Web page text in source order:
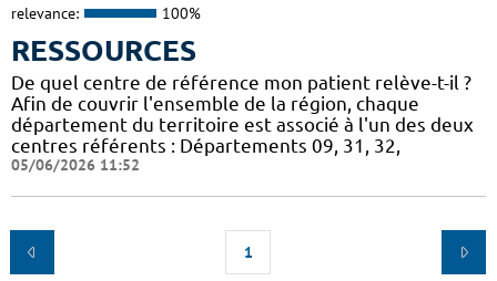
relevance: 100%
RESSOURCES
De quel centre de référence mon patient relève-t-il ?
Afin de couvrir l'ensemble de la région, chaque
département du territoire est associé à l'un des deux
centres référents : Départements 09, 31, 32,
05/06/2026 11:52
1